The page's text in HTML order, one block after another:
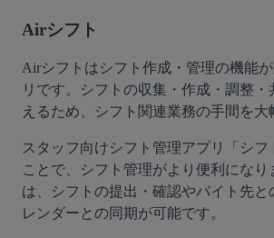
Airシフト
Airシフトはシフト作成・管理の機能
リです。シフトの収集・作成・調整
えるため、シフト関連業務の手間を大
スタッフ向けシフト管理アプリ「シ
ことで、シフト管理がより便利にな
は、シフトの提出・確認やバイト先
レンダーとの同期が可能です。